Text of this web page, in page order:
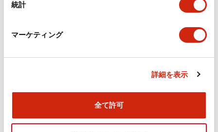
統計
マーケティング
詳細を表示
全て許可
カタログ
版）（日本語）
TWSシリーズ コントロールユニット（2025年6月